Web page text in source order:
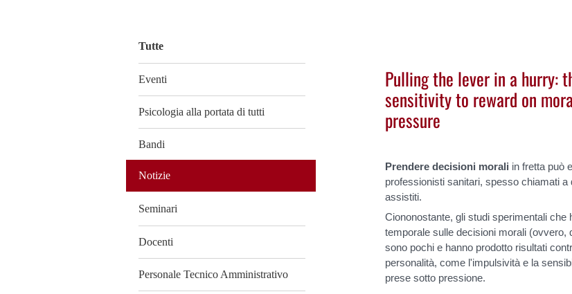
Tutte
Eventi
Psicologia alla portata di tutti
Bandi
Notizie
Seminari
Docenti
Personale Tecnico Amministrativo
Pulling the lever in a hurry:
sensitivity to reward on
pressure
Prendere decisioni morali in fretta può
professionisti sanitari, spesso chiamati
assistiti.
Ciononostante, gli studi sperimentali che
temporale sulle decisioni morali
sono pochi e hanno prodotto risultati
personalità, come l'impulsività e la
prese sotto pressione.